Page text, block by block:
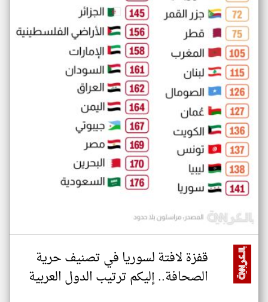
قفزة لافتة لسوريا في تصنيف حرية
الصحافة.. إليكم ترتيب الدول العربية